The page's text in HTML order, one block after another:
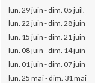
lun. 29 juin - dim. 05 juil.
lun. 22 juin - dim. 28 juin
lun. 15 juin - dim. 21 juin
lun. 08 juin - dim. 14 juin
lun. 01 juin - dim. 07 juin
lun. 25 mai - dim. 31 mai